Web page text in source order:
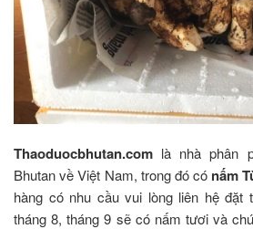
Thaoduocbhutan.com là nhà phân
Bhutan về Việt Nam, trong đó có nấm
hàng có nhu cầu vui lòng liên hệ đặt
tháng 8, tháng 9 sẽ có nấm tươi và